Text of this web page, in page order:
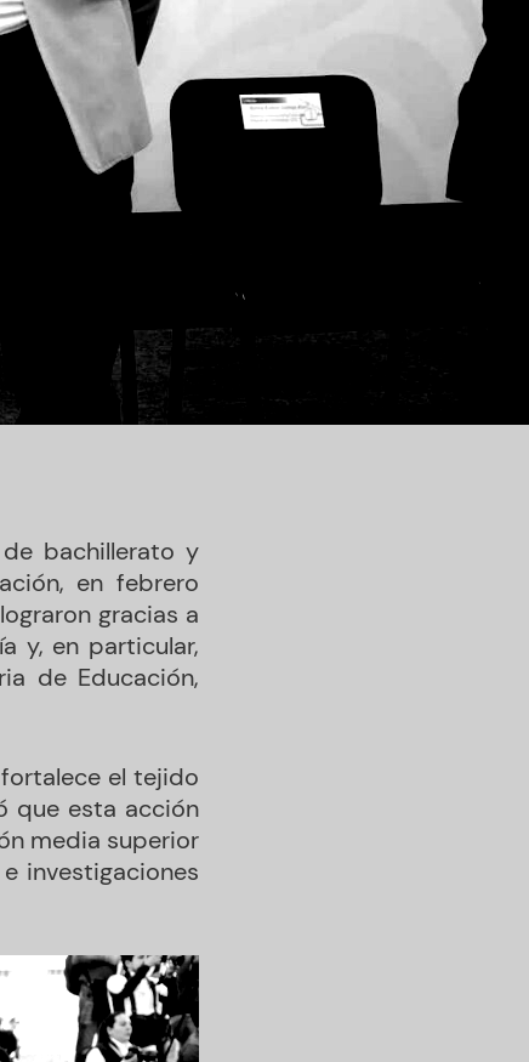
bachillerato y
en febrero
gracias a
y, en particular,
de Educación,
el tejido
que esta acción
media superior
investigaciones